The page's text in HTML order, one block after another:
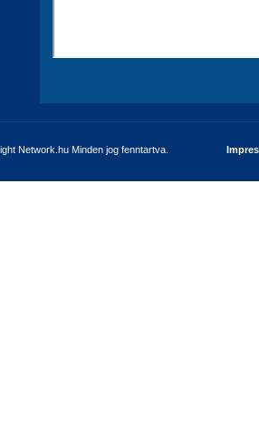
Network.hu Minden jog fenntartva.